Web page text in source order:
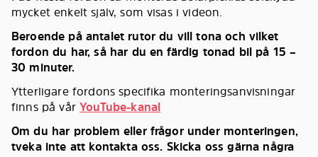
mycket enkelt själv, som visas i videon.
Beroende på antalet rutor du vill tona och vilket
fordon du har, så har du en färdig tonad bil på 15 –
30 minuter.
Ytterligare fordons specifika monteringsanvisningar
finns på vårYouTube-kanal
Om du har problem eller frågor under monteringen,
tveka inte att kontakta oss. Skicka oss gärna några